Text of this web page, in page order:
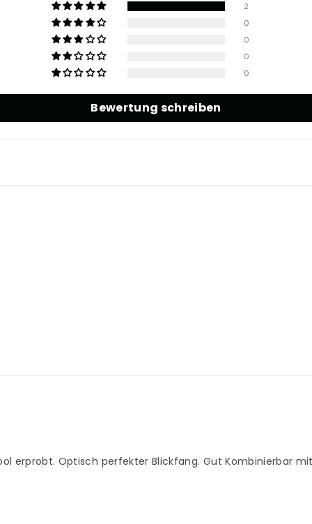
2
0
0
0
0
Bewertung schreiben
erprobt. Optisch perfekter Blickfang. Gut Kombinierbar